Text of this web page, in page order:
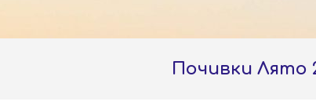
Почивки Лято